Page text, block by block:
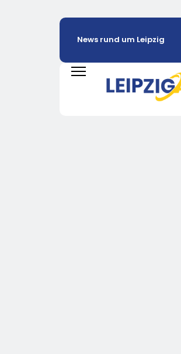
News rund um Leipzig